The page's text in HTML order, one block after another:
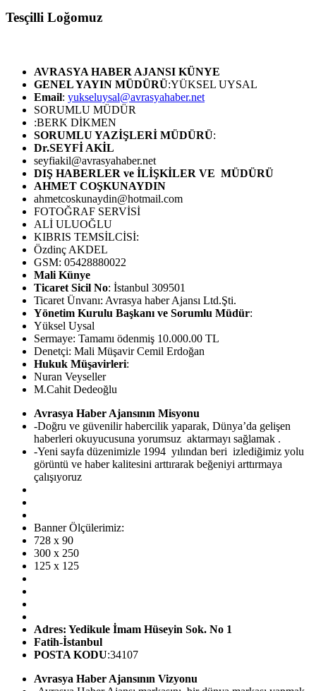
Tesçilli Loğomuz
AVRASYA HABER AJANSI KÜNYE
GENEL YAYIN MÜDÜRÜ:YÜKSEL UYSAL
Email: yukseluysal@avrasyahaber.net
SORUMLU MÜDÜR
:BERK DİKMEN
SORUMLU YAZİŞLERİ MÜDÜRÜ:
Dr.SEYFİ AKİL
seyfiakil@avrasyahaber.net
DIŞ HABERLER ve İLİŞKİLER VE MÜDÜRÜ
AHMET COŞKUNAYDIN
ahmetcoskunaydin@hotmail.com
FOTOĞRAF SERVİSİ
ALİ ULUOĞLU
KIBRIS TEMSİLCİSİ:
Özdinç AKDEL
GSM: 05428880022
Mali Künye
Ticaret Sicil No: İstanbul 309501
Ticaret Ünvanı: Avrasya haber Ajansı Ltd.Şti.
Yönetim Kurulu Başkanı ve Sorumlu Müdür:
Yüksel Uysal
Sermaye: Tamamı ödenmiş 10.000.00 TL
Denetçi: Mali Müşavir Cemil Erdoğan
Hukuk Müşavirleri:
Nuran Veyseller
M.Cahit Dedeoğlu
Avrasya Haber Ajansının Misyonu
-Doğru ve güvenilir habercilik yaparak, Dünya’da gelişen
haberleri okuyucusuna yorumsuz aktarmayı sağlamak .
-Yeni sayfa düzenimizle 1994 yılından beri izlediğimiz yolu
görüntü ve haber kalitesini arttırarak beğeniyi arttırmaya
çalışıyoruz
Banner Ölçülerimiz:
728 x 90
300 x 250
125 x 125
Adres: Yedikule İmam Hüseyin Sok. No 1
Fatih-İstanbul
POSTA KODU:34107
Avrasya Haber Ajansının Vizyonu